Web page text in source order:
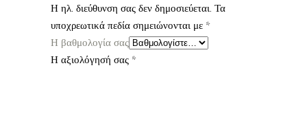
Η ηλ. διεύθυνση σας δεν δημοσιεύεται. Τα
υποχρεωτικά πεδία σημειώνονται με *
Η βαθμολογία σας
Η αξιολόγησή σας *